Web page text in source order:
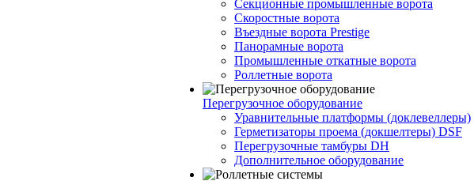
Секционные промышленные ворота
Скоростные ворота
Въездные ворота Prestige
Панорамные ворота
Промышленные откатные ворота
Роллетные ворота
Перегрузочное оборудование
Уравнительные платформы (доклевеллеры)
Герметизаторы проема (докшелтеры) DSF
Перегрузочные тамбуры DH
Дополнительное оборудование